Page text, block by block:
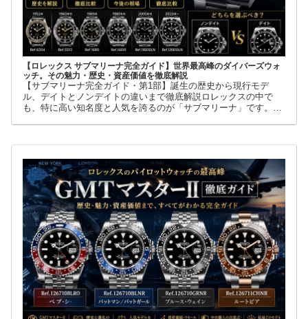
【ロレックス サブマリーナ完全ガイド】世界最高峰のダイバーズウォ
ッチ。その魅力・歴史・資産価値を徹底解説
【サブマリーナ完全ガイド・第1部】誕生の歴史から現行モデ
ル、デイトとノンデイトの違いまで徹底解説ロレックスの中で
も、特に高い知名度と人気を誇るのが「サブマリーナ」です。高